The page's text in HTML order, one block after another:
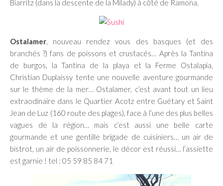
Biarritz (dans la descente de la Milady) à côté de Ramona.
Ostalamer, nouveau rendez vous des basques (et des
branchés ?) fans de poissons et crustacés… Après la Tantina
de burgos, la Tantina de la playa et la Ferme Ostalapia,
Christian Duplaissy tente une nouvelle aventure gourmande
sur le thème de la mer… Ostalamer, c’est avant tout un lieu
extraodinaire dans le Quartier Acotz entre Guétary et Saint
Jean de Luz (160 route des plages), face à l’une des plus belles
vagues de la région… mais c’est aussi une belle carte
gourmande et une gentille brigade de cuisiniers… un air de
bistrot, un air de poissonnerie, le décor est réussi… l’assiette
est garnie ! tel : 05 59 85 84 71